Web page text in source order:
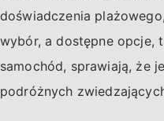
doświadczenia
wybór, a dostępne opcje,
samochód, sprawiają, że
podróżnych